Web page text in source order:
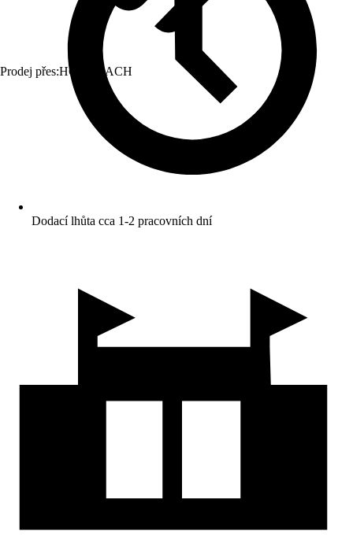
Prodej přes:HORNBACH
Dodací lhůta cca 1-2 pracovních dní